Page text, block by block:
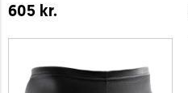
605 kr.